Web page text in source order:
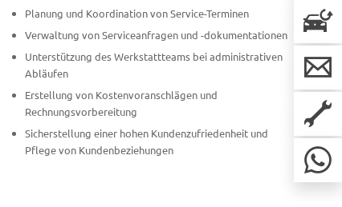
Planung und Koordination von Service-Terminen
Verwaltung von Serviceanfragen und -dokumentationen
Unterstützung des Werkstattteams bei administrativen
Abläufen
Erstellung von Kostenvoranschlägen und
Rechnungsvorbereitung
Sicherstellung einer hohen Kundenzufriedenheit und
Pflege von Kundenbeziehungen